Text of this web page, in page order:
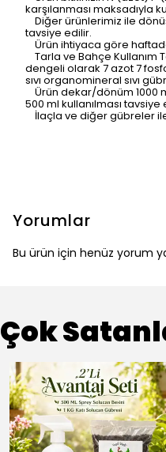
karşılanması maksadıyla
Diğer ürünlerimiz ile
tavsiye edilir.
Ürün ihtiyaca göre
Tarla ve Bahçe Kullanım
dengeli olarak 7 azot 7
sıvı organomineral sıvı
Ürün dekar/dönüm 1000
500 ml kullanılması tavsiye
İlaçla ve diğer gübreler
Yorumlar
Bu ürün için henüz yorum
Çok